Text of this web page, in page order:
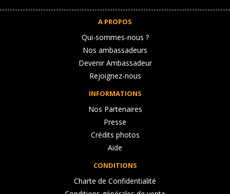
A PROPOS
Qui-sommes-nous ?
Nos ambassadeurs
Devenir Ambassadeur
Rejoignez-nous
INFORMATIONS
Nos Partenaires
Presse
Crédits photos
Aide
CONDITIONS
Charte de Confidentialité